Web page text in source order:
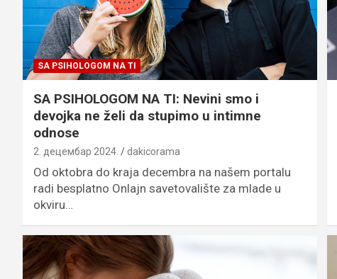
SA PSIHOLOGOM NA TI
SA PSIHOLOGOM NA TI: Nevini smo i
devojka ne želi da stupimo u intimne
odnose
2. децембар 2024. dakicorama
Od oktobra do kraja decembra na našem portalu
radi besplatno Onlajn savetovalište za mlade u
okviru…